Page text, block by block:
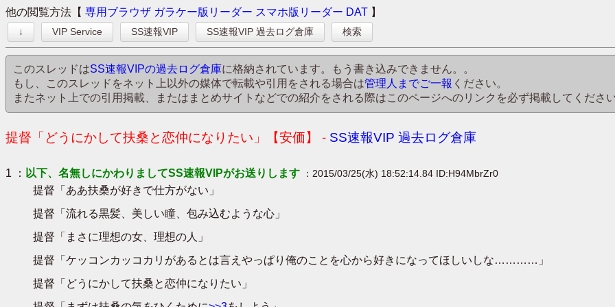
他の閲覧方法【 専用ブラウザ ガラケー版リーダー スマホ版リーダー DAT 】
↓ VIP Service SS速報VIP SS速報VIP 過去ログ倉庫 検索
このスレッドはSS速報VIPの過去ログ倉庫に格納されています。もう書き込みできません。。
もし、このスレッドをネット上以外の媒体で転載や引用をされる場合は管理人までご一報 ください。
またネット上での引用掲載、またはまとめサイトなどでの紹介をされる際はこのページへのリンクを必ず掲載してくださ
提督「どうにかして扶桑と恋仲になりたい」【安価】 - SS速報VIP 過去ログ倉庫
1 ： 以下、名無しにかわりましてSS速報VIPがお送りします ：2015/03/25(水) 18:52:14.84 ID:H94MbrZr0
提督「ああ扶桑が好きで仕方がない」
提督「流れる黒髪、美しい瞳、包み込むような心」
提督「まさに理想の女、理想の人」
提督「ケッコンカッコカリがあるとは言えやっぱり俺のことを心から好きになってほしいしな…………」
提督「どうにかして扶桑と恋仲になりたい」